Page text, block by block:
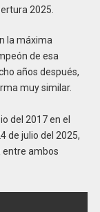
2025.
la máxima
de esa
años después,
muy similar.
del 2017 en el
de julio del 2025,
entre ambos